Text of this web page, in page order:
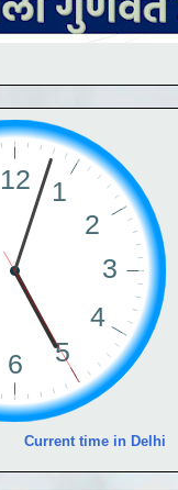
Current time in Delhi